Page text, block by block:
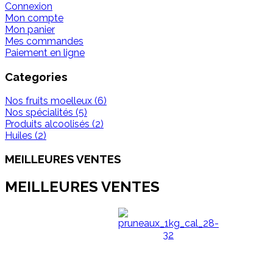
Connexion
Mon compte
Mon panier
Mes commandes
Paiement en ligne
Categories
Nos fruits moelleux (6)
Nos spécialités (5)
Produits alcoolisés (2)
Huiles (2)
MEILLEURES VENTES
MEILLEURES VENTES